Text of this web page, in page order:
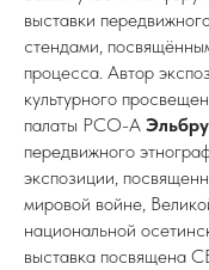
выставки
стендами,
процесса. Автор
культурного
палаты РСО-А
передвижного
экспозиции,
мировой войне,
национальной
выставка посвящена